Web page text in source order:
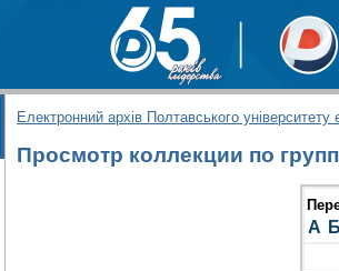
Електронний архів Полтавського університету
Просмотр коллекции по
А Б